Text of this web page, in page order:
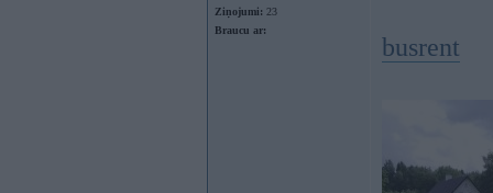
Ziņojumi: 23
Braucu ar:
busrent